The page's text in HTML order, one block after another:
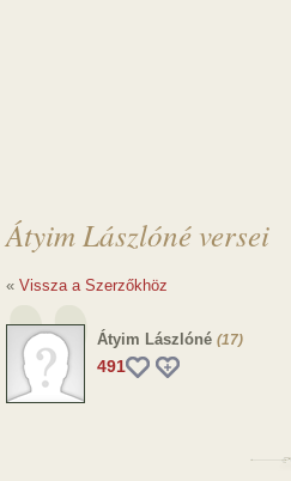
Átyim Lászlóné versei
« Vissza a Szerzőkhöz
Átyim Lászlóné (17)
491